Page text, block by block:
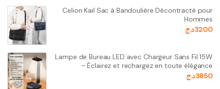
Celion Kail Sac à Bandoulière Décontracté pour
Hommes
3200د.ج
Lampe de Bureau LED avec Chargeur Sans Fil 15W
– Éclairez et rechargez en toute élégance
3850د.ج